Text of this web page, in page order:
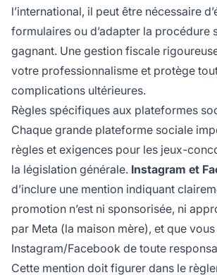
l’international, il peut être nécessaire
formulaires ou d’adapter la procédure
gagnant. Une gestion fiscale
votre professionnalisme et protège
complications ultérieures.
Règles spécifiques aux plateformes
Chaque grande plateforme sociale
règles et exigences pour les jeux-
la législation générale. Instagram et
d’inclure une mention indiquant
promotion n’est ni sponsorisée, ni
par Meta (la maison mère), et que
Instagram/Facebook de toute
Cette mention doit figurer dans le